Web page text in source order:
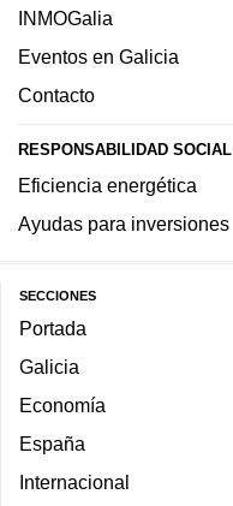
INMOGalia
Eventos en Galicia
Contacto
RESPONSABILIDAD SOCIAL
Eficiencia energética
Ayudas para inversiones
SECCIONES
Portada
Galicia
Economía
España
Internacional